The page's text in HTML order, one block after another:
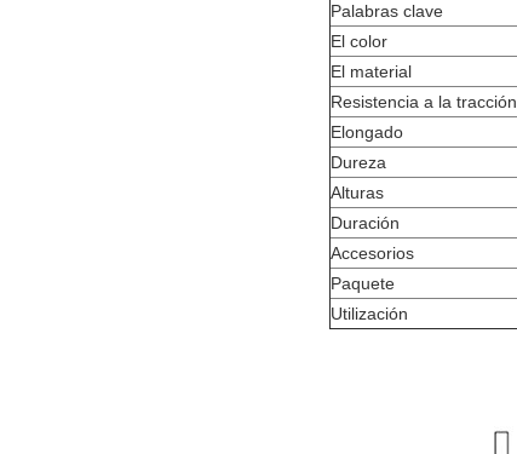
Palabras clave
El color
El material
Resistencia a la tracción
Elongado
Dureza
Alturas
Duración
Accesorios
Paquete
Utilización